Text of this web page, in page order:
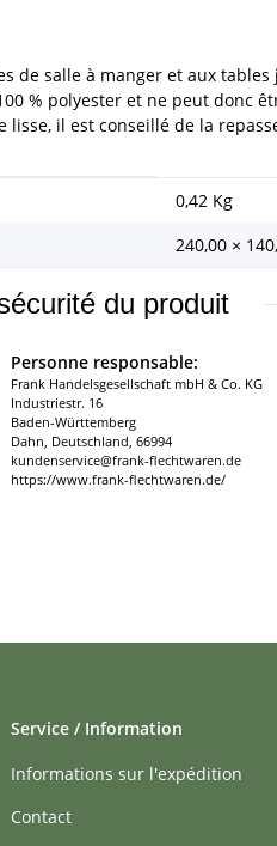
de salle à manger et aux
% polyester et ne peut donc
il est conseillé de la
0,42 Kg
240,00 ×
du produit
Personne responsable:
Frank Handelsgesellschaft mbH & Co. KG
Industriestr. 16
Baden-Württemberg
Dahn, Deutschland, 66994
kundenservice@frank-flechtwaren.de
https://www.frank-flechtwaren.de/
Service / Information
Informations sur l'expédition
Contact